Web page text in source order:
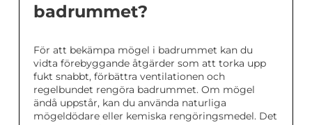
badrummet?
För att bekämpa mögel i badrummet kan du
vidta förebyggande åtgärder som att torka upp
fukt snabbt, förbättra ventilationen och
regelbundet rengöra badrummet. Om mögel
ändå uppstår, kan du använda naturliga
mögeldödare eller kemiska rengöringsmedel. Det